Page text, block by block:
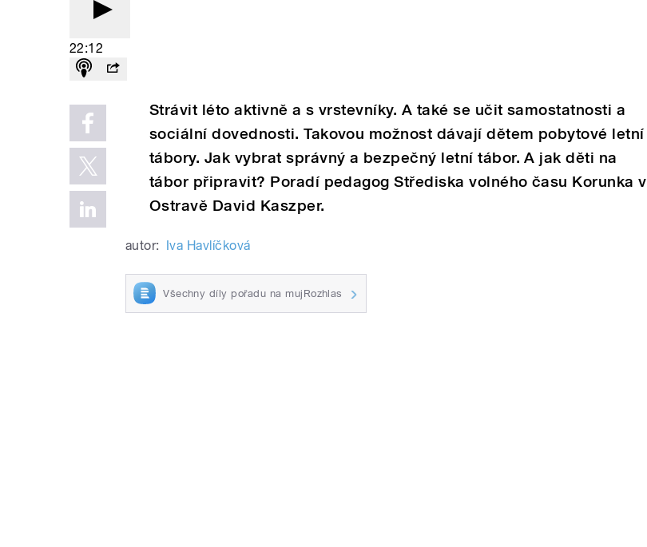
22:12
Strávit léto aktivně a s vrstevníky. A také se učit samostatnosti a
sociální dovednosti. Takovou možnost dávají dětem pobytové letní
tábory. Jak vybrat správný a bezpečný letní tábor. A jak děti na
tábor připravit? Poradí pedagog Střediska volného času Korunka v
Ostravě David Kaszper.
autor: Iva Havlíčková
Všechny díly pořadu na mujRozhlas